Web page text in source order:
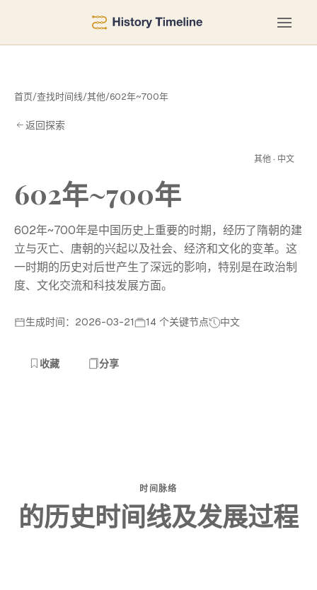
首页/查找时间线/其他/602年~700年
返回探索
其他 · 中文
602年~700年
602年~700年是中国历史上重要的时期，经历了隋朝的建
立与灭亡、唐朝的兴起以及社会、经济和文化的变革。这
一时期的历史对后世产生了深远的影响，特别是在政治制
度、文化交流和科技发展方面。
生成时间：2026-03-21 14 个关键节点 中文
收藏 分享
时间脉络
的历史时间线及发展过程